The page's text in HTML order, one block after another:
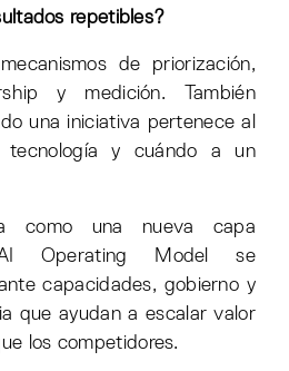
repetibles?
de priorización,
y medición. También
una iniciativa pertenece al
tecnología y cuándo a un
como una nueva capa
Operating Model se
capacidades, gobierno y
que ayudan a escalar valor
los competidores.